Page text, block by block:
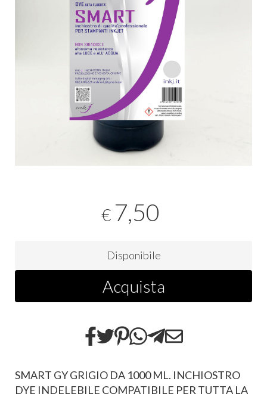
€ 7,50
Disponibile
Acquista
SMART GY GRIGIO DA 1000 ML. INCHIOSTRO
DYE INDELEBILE COMPATIBILE PER TUTTA LA